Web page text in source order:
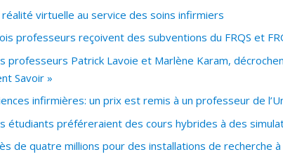
virtuelle au service des soins infirmiers
professeurs reçoivent des subventions du FRQS et
professeurs Patrick Lavoie et Marlène Karam,
Savoir »
infirmières: un prix est remis à un professeur de
étudiants préféreraient des cours hybrides à des
de quatre millions pour des installations de recherche à